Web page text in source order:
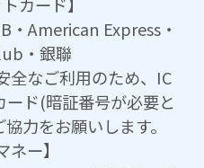
カード】
・American Express・
・銀聯
なご利用のため、IC
ド(暗証番号が必要と
力をお願いします。
ネー】